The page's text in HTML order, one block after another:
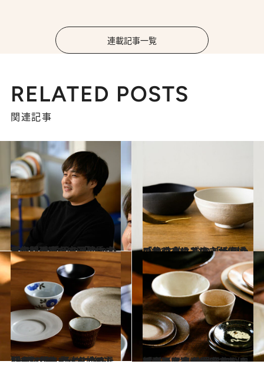
連載記事一覧
RELATED POSTS
関連記事
2024.4.25
人気料理家・山田英季さんに聞く 愛用のうつわ＆うつわの選び方 「うつわは本に近いな、と思います」
ライフスタイル 2024.3.14
「はじめはものまねでいい」 失敗しない「うつわの集め方」とは？ 人気うつわショップ店主が伝授
ライフスタイル
2024.2.13
「うつわ集め」を始めたい人必見！ 賢者に学ぶ、暮らしにフィットする “出番の多いうつわ”の選び方
ライフスタイル 2023.11.18
「ざっと適当に盛るだけでセンスよく 見える」…料理研究家が愛用する うつわとは？ ひと目惚れ皿紹介も
ライフスタイル